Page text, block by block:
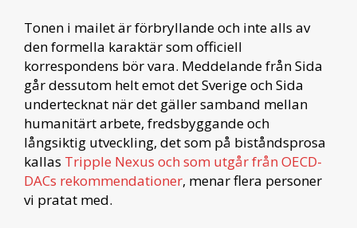
Tonen i mailet är förbryllande och inte alls av
den formella karaktär som officiell
korrespondens bör vara. Meddelande från Sida
går dessutom helt emot det Sverige och Sida
undertecknat när det gäller samband mellan
humanitärt arbete, fredsbyggande och
långsiktig utveckling, det som på biståndsprosa
kallas Tripple Nexus och som utgår från OECD-
DACs rekommendationer, menar flera personer
vi pratat med.